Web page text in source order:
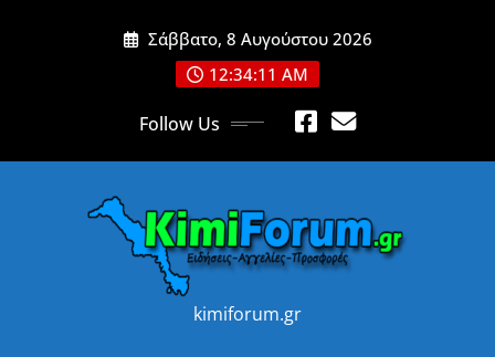
Σάββατο, 8 Αυγούστου 2026
12:34:12 AM
Follow Us
kimiforum.gr